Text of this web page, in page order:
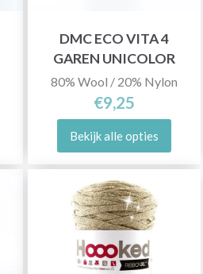
DMC ECO VITA 4
GAREN UNICOLOR
80% Wool / 20% Nylon
€9,25
Bekijk alle opties